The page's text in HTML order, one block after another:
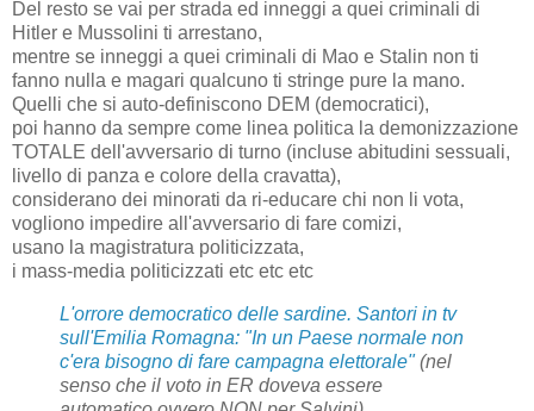
Del resto se vai per strada ed inneggi a quei criminali di
Hitler e Mussolini ti arrestano,
mentre se inneggi a quei criminali di Mao e Stalin non ti
fanno nulla e magari qualcuno ti stringe pure la mano.
Quelli che si auto-definiscono DEM (democratici),
poi hanno da sempre come linea politica la demonizzazione
TOTALE dell'avversario di turno (incluse abitudini sessuali,
livello di panza e colore della cravatta),
considerano dei minorati da ri-educare chi non li vota,
vogliono impedire all'avversario di fare comizi,
usano la magistratura politicizzata,
i mass-media politicizzati etc etc etc
L'orrore democratico delle sardine. Santori in tv
sull'Emilia Romagna: "In un Paese normale non
c'era bisogno di fare campagna elettorale"(nel
senso che il voto in ER doveva essere